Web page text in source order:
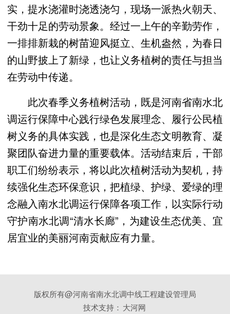
实，提水浇灌时浇透浇匀，现场一派热火朝天、
干劲十足的劳动景象。经过一上午的辛勤劳作，
一排排新栽的树苗迎风挺立、生机盎然，为春日
的山野披上了新绿，也让义务植树的责任与担当
在劳动中传递。
此次春季义务植树活动，既是河南省南水北
调运行保障中心践行绿色发展理念、履行公民植
树义务的具体实践，也是深化生态文明教育、凝
聚团队奋进力量的重要载体。活动结束后，干部
职工们纷纷表示，将以此次植树活动为契机，持
续强化生态环保意识，把植绿、护绿、爱绿的理
念融入南水北调运行保障各项工作，以实际行动
守护南水北调“清水长廊”，为建设生态优美、宜
居宜业的美丽河南贡献应有力量。
版权所有@河南省南水北调中线工程建设管理局
技术支持： 大河网